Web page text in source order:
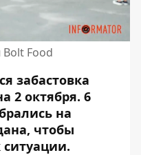
Food
забастовка
2 октября. 6
на
, чтобы